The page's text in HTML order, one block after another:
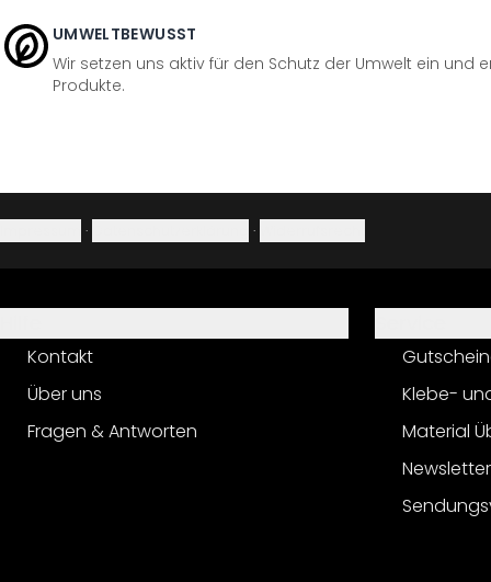
UMWELTBEWUSST
Wir setzen uns aktiv für den Schutz der Umwelt ein und
Produkte.
· ·
Kontakt
Über uns
Fragen & Antworten
Klebe-
Material